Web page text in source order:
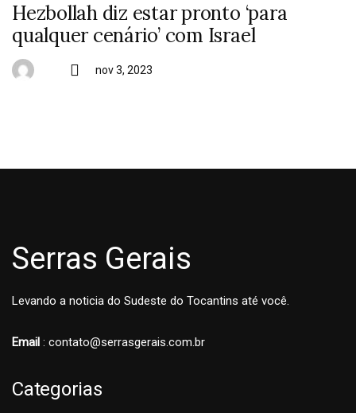
Hezbollah diz estar pronto ‘para
qualquer cenário’ com Israel
nov 3, 2023
Serras Gerais
Levando a noticia do Sudeste do Tocantins até você.
Email : contato@serrasgerais.com.br
Categorias